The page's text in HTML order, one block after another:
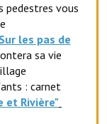
volontaires
pedestres vous
les pas de
sa vie
: carnet
et Rivière"